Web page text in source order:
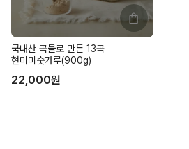
국내산 곡물로 만든 13곡
현미미숫가루(900g)
22,000원